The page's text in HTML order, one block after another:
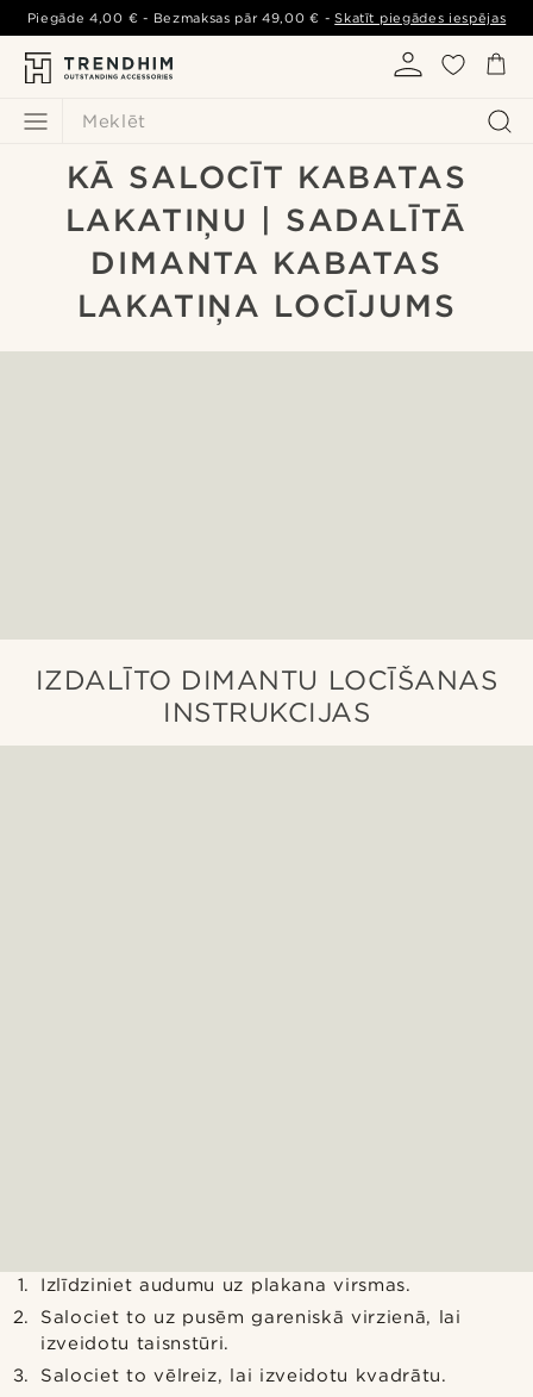
Meklēt
Piegāde4,00 € - Bezmaksas pār49,00 € -Skatīt piegādes iespējas
KĀ SALOCĪT KABATAS
LAKATIŅU | SADALĪTĀ
DIMANTA KABATAS
LAKATIŅA LOCĪJUMS
IZDALĪTO DIMANTU LOCĪŠANAS
INSTRUKCIJAS
Izlīdziniet audumu uz plakana virsmas.
Salociet to uz pusēm gareniskā virzienā, lai
izveidotu taisnstūri.
Salociet to vēlreiz, lai izveidotu kvadrātu.